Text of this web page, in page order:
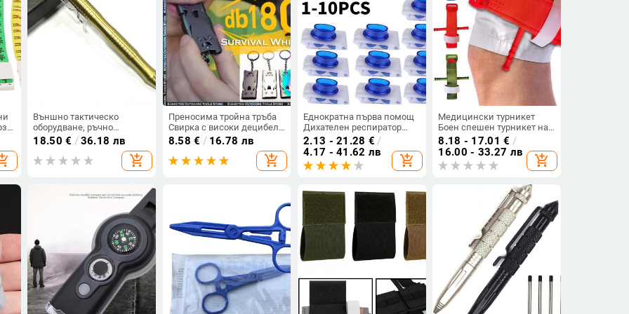
Външно тактическо
оборудване, ръчно
изработени месингови
болтове, химикалка,
оръжие за самозащита,
лагер, поход, безопасност,
18.50 € /36.18 лв
add_shopping_cart
Преносима тройна тръба
Свирка с високи децибели
Спешна SOS свирка
Ключодържател EDC
Инструмент Оцеляване на
8.58 € / 16.78 лв
add_shopping_cart
Еднократна първа помощ
Дихателен респиратор
CPR Щит за лице Маска за
изкуствено дишане
Аварийно обучение
Спасителен инструмент за
2.13 - 21.28 € /
4.17 - 41.62 лв
add_shopping_cart
Медицински турникет
Боен спешен турникет на
открито Спасителен бърз
хемостатичен контрол
Оборудване Регистрация
за контрол на кръвоизлив
8.18 - 17.01 € /
16.00 - 33.27 лв
add_shopping_cart